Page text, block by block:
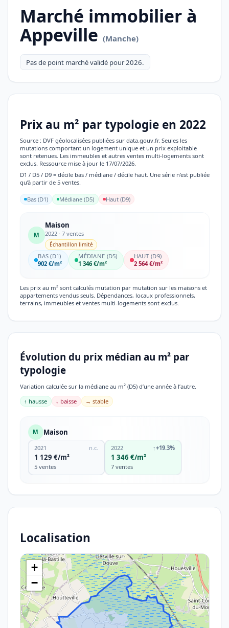
Marché immobilier à
Appeville (Manche)
Pas de point marché validé pour 2026.
Prix au m² par typologie en 2022
Source : DVF géolocalisées publiées sur data.gouv.fr. Seules les
mutations comportant un logement unique et un prix exploitable
sont retenues. Les immeubles et autres ventes multi-logements sont
exclus. Ressource mise à jour le 17/07/2026.
D1 / D5 / D9 = décile bas / médiane / décile haut. Une série n’est publiée
qu’à partir de 5 ventes.
Bas (D1) Médiane (D5) Haut (D9)
M
Maison
2022 · 7 ventes
Échantillon limité
BAS (D1)
902 €/m²
MÉDIANE (D5)
1 346 €/m²
HAUT (D9)
2 564 €/m²
Les prix au m² sont calculés mutation par mutation sur les maisons et
appartements vendus seuls. Dépendances, locaux professionnels,
terrains, immeubles et ventes multi-logements sont exclus.
Évolution du prix médian au m² par
typologie
Variation calculée sur la médiane au m² (D5) d’une année à l’autre.
↑ hausse
↓ baisse → stable
M Maison
2021 n.c.
1 129 €/m²
5 ventes
2022 ↑+19.3%
1 346 €/m²
7 ventes
Localisation
+
−